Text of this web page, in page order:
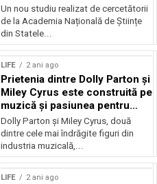
Un nou studiu realizat de cercetătorii
de la Academia Națională de Științe
din Statele...
LIFE 2 ani ago
Prietenia dintre Dolly Parton și
Miley Cyrus este construită pe
muzică și pasiunea pentru
mâncare
Dolly Parton și Miley Cyrus, două
dintre cele mai îndrăgite figuri din
industria muzicală,...
LIFE 2 ani ago